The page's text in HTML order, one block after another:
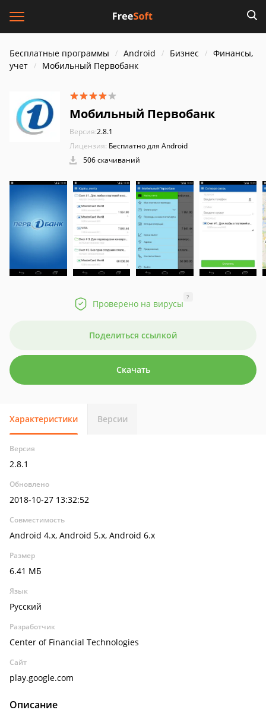
Бесплатные программы Android Бизнес
Финансы,
учет
Мобильный Первобанк
Мобильный Первобанк
Версия:2.8.1
Лицензия: Бесплатно для Android
506 скачиваний
Проверено на вирусы
?
Поделиться ссылкой
Скачать
Характеристики Версии
Версия
2.8.1
Обновлено
2018-10-27 13:32:52
Совместимость
Android 4.x, Android 5.x, Android 6.x
Размер
6.41 МБ
Язык
Русский
Разработчик
Center of Financial Technologies
Сайт
play.google.com
Описание